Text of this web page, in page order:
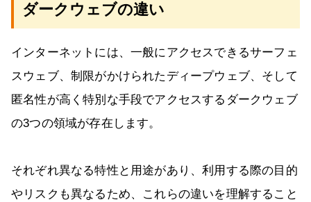
ダークウェブの違い
インターネットには、一般にアクセスできるサーフェ
スウェブ、制限がかけられたディープウェブ、そして
匿名性が高く特別な手段でアクセスするダークウェブ
の3つの領域が存在します。
それぞれ異なる特性と用途があり、利用する際の目的
やリスクも異なるため、これらの違いを理解すること